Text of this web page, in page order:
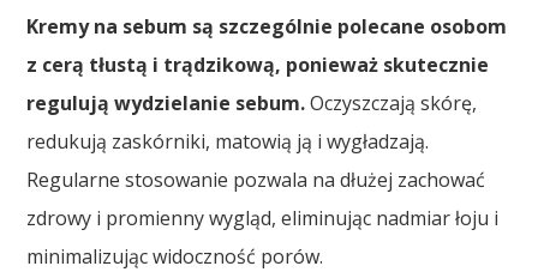
Kremy na sebum są szczególnie polecane osobom
z cerą tłustą i trądzikową, ponieważ skutecznie
regulują wydzielanie sebum.Oczyszczają skórę,
redukują zaskórniki, matowią ją i wygładzają.
Regularne stosowanie pozwala na dłużej zachować
zdrowy i promienny wygląd, eliminując nadmiar łoju i
minimalizując widoczność porów.